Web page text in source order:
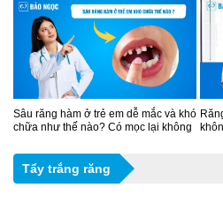
Sâu răng hàm ở trẻ em dễ mắc và khó
chữa như thế nào? Có mọc lại không
Tẩy trắng răng